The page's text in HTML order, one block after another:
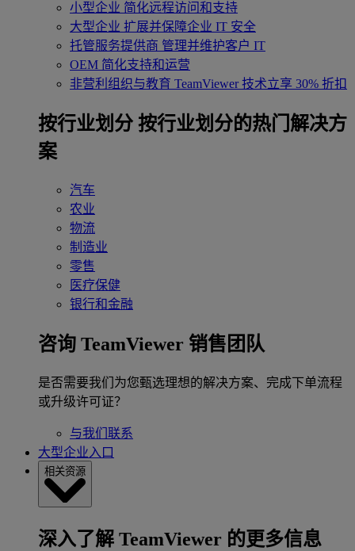
小型企业 简化远程访问和支持
大型企业 扩展并保障企业 IT 安全
托管服务提供商 管理并维护客户 IT
OEM 简化支持和运营
非营利组织与教育 TeamViewer 技术立享 30% 折扣
‌按行业划分 按行业划分的热门解决方
案
汽车
农业
物流
制造业
零售
医疗保健
银行和金融
咨询 TeamViewer 销售团队
是否需要我们为您甄选理想的解决方案、完成下单流程
或升级许可证？
与我们联系
大型企业入口
相关资源
深入了解 TeamViewer 的更多信息